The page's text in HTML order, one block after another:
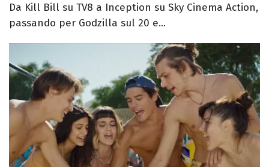
Da Kill Bill su TV8 a Inception su Sky Cinema Action,
passando per Godzilla sul 20 e...